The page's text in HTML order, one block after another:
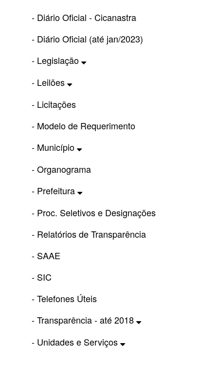
- Diário Oficial - Cicanastra
- Diário Oficial (até jan/2023)
- Legislação
- Leilões
- Licitações
- Modelo de Requerimento
- Município
- Organograma
- Prefeitura
- Proc. Seletivos e Designações
- Relatórios de Transparência
- SAAE
- SIC
- Telefones Úteis
- Transparência - até 2018
- Unidades e Serviços